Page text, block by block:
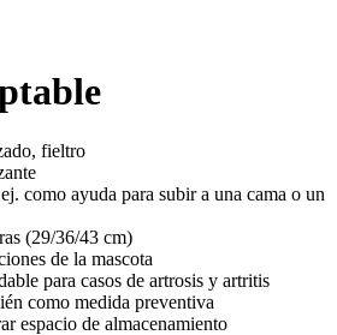
fieltro
como ayuda para subir a una cama o un
(29/36/43 cm)
de la mascota
para casos de artrosis y artritis
como medida preventiva
espacio de almacenamiento